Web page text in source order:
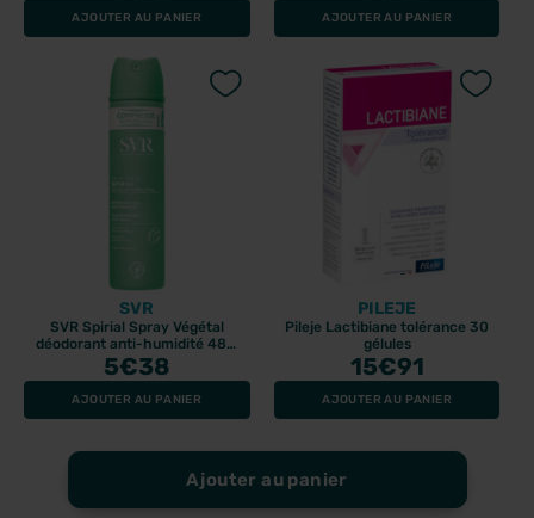
Ajouter au panier
AJOUTER AU PANIER AJOUTER AU PANIER
SVR
SVR Spirial Spray Végétal
déodorant anti-humidité 48H
75ml
5€38
AJOUTER AU PANIER
PILEJE
Pileje Lactibiane tolérance 30
gélules
15€91
AJOUTER AU PANIER